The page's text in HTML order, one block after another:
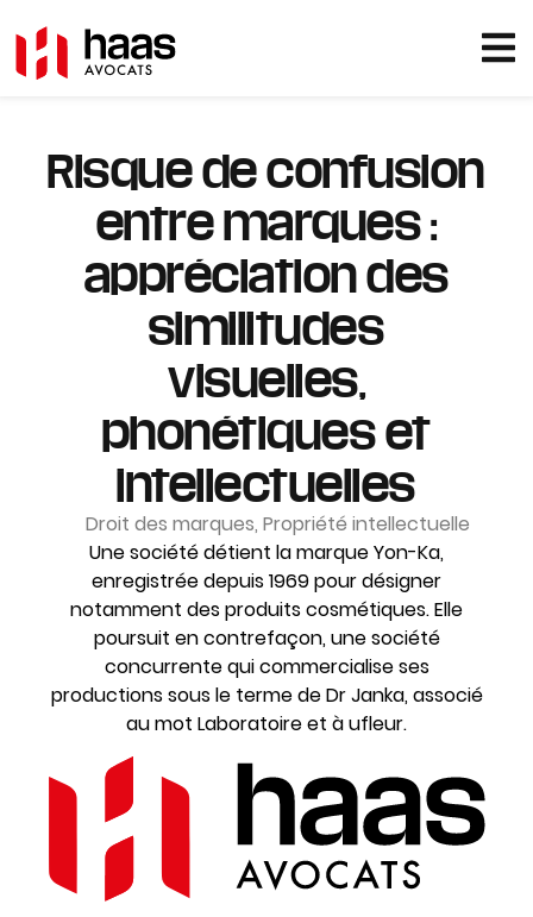
Risque de confusion
entre marques :
appréciation des
similitudes
visuelles,
phonétiques et
intellectuelles
Droit des marques, Propriété intellectuelle
Une société détient la marque Yon-Ka,
enregistrée depuis 1969 pour désigner
notamment des produits cosmétiques. Elle
poursuit en contrefaçon, une société
concurrente qui commercialise ses
productions sous le terme de Dr Janka, associé
au mot Laboratoire et à ufleur.